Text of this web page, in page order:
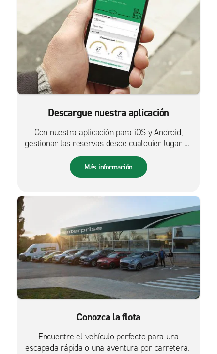
Descargue nuestra aplicación
Con nuestra aplicación para iOS y Android,
gestionar las reservas desde cualquier lugar es
más fácil que nunca.
Más información
Conozca la flota
Encuentre el vehículo perfecto para una
escapada rápida o una aventura por carretera.